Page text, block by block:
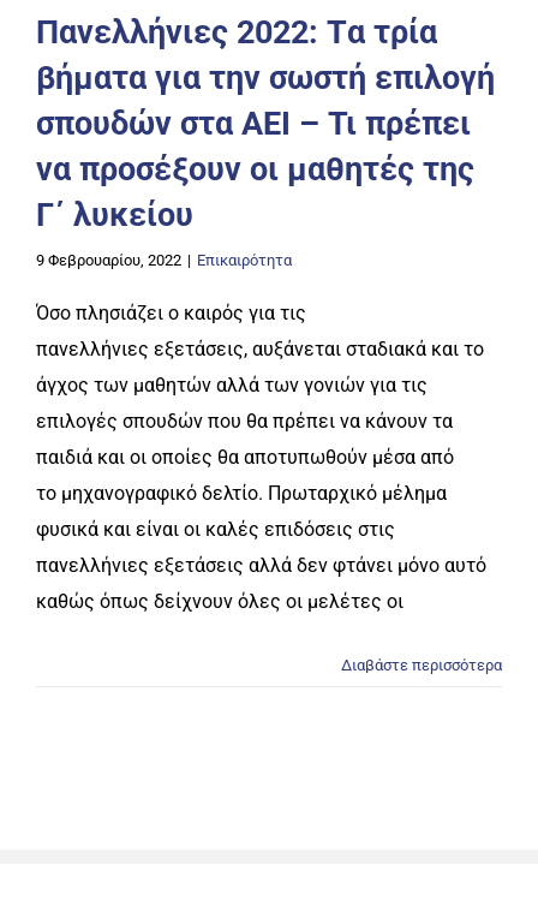
Πανελλήνιες 2022: Tα τρία
βήματα για την σωστή επιλογή
σπουδών στα ΑΕΙ – Τι πρέπει
να προσέξουν οι μαθητές της
Γ΄ λυκείου
9 Φεβρουαρίου, 2022 | Επικαιρότητα
Όσο πλησιάζει ο καιρός για τις
πανελλήνιες εξετάσεις, αυξάνεται σταδιακά και το
άγχος των μαθητών αλλά των γονιών για τις
επιλογές σπουδών που θα πρέπει να κάνουν τα
παιδιά και οι οποίες θα αποτυπωθούν μέσα από
το μηχανογραφικό δελτίο. Πρωταρχικό μέλημα
φυσικά και είναι οι καλές επιδόσεις στις
πανελλήνιες εξετάσεις αλλά δεν φτάνει μόνο αυτό
καθώς όπως δείχνουν όλες οι μελέτες οι
Διαβάστε περισσότερα